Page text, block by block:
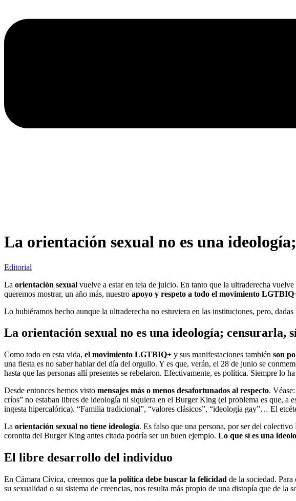
La orientación sexual no es una
Editorial
La orientación sexual vuelve a estar en tela de juicio. En tanto que la ultraderecha
queremos mostrar, un año más, nuestro apoyo y respeto a todo el movimiento
Lo hubiéramos hecho aunque la ultraderecha no estuviera en las instituciones, pero,
La orientación sexual no es una ideología; censurarla,
Como todo en esta vida, el movimiento LGTBIQ+ y sus manifestaciones también son
una fiesta es no saber hablar del día del orgullo. Y es que, verán, el 28 de junio se
hasta que las personas allí presentes se rebelaron. Efectivamente, es política. Siempre lo
Desde entonces hemos visto mensajes más o menos desafortunados al respecto.
críos” no estaban libres de ideología ni siquiera en el Burger King (el problema es que, a
ingesta hipercalórica). “Familia tradicional”, “valores clásicos”, “ideología gay”… El
La orientación sexual no tiene ideología. Es falso que una persona, por ser del
coronita del Burger King antes citada podría ser un buen ejemplo. Lo que sí es una
El libre desarrollo del individuo
En Cámara Cívica, creemos que la política debe buscar la felicidad de la sociedad.
su sexualidad o su sistema de creencias, nos resulta más propio de una distopía que de la